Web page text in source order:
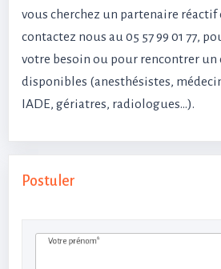
vous cherchez un partenaire réactif
contactez nous au 05 57 99 01 77,
votre besoin ou pour rencontrer un
disponibles (anesthésistes,
IADE, gériatres, radiologues…).
Postuler
Votre prénom*